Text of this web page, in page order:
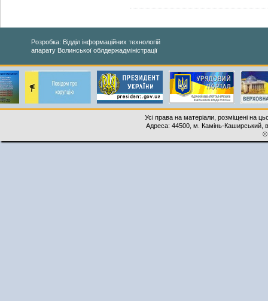
Розробка: Відділ інформаційних технологій
апарату Волинської облдержадміністрації
Усі права на матеріали, розміщені на
Адреса: 44500, м. Камінь-Каширський,
©